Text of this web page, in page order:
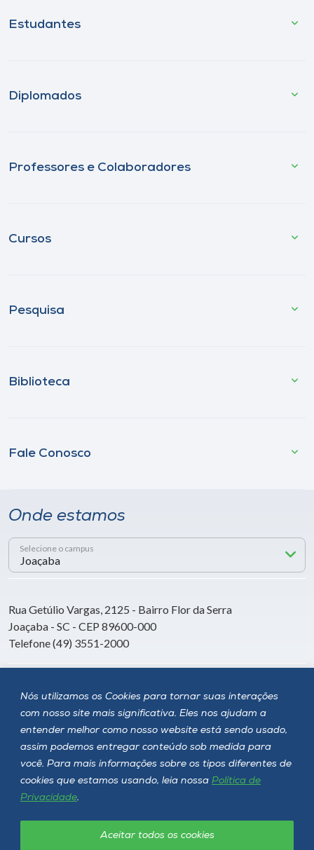
Nós utilizamos os Cookies para tornar suas interações
com nosso site mais significativa. Eles nos ajudam a
entender melhor como nosso website está sendo usado,
assim podemos entregar conteúdo sob medida para
você. Para mais informações sobre os tipos diferentes de
cookies que estamos usando, leia nossa Política de
Privacidade.
Aceitar todos os cookies
Estudantes
Diplomados
Professores e Colaboradores
Cursos
Pesquisa
Biblioteca
Fale Conosco
Onde estamos
Selecione o campus
Rua Getúlio Vargas, 2125 - Bairro Flor da Serra
Joaçaba - SC - CEP 89600-000
Telefone (49) 3551-2000
Siga a Unoesc